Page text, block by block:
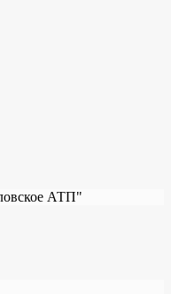
АТП"